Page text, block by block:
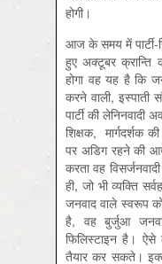
होगी।
आज के समय में पार्टी-
हुए अक्टूबर क्रान्ति
होगा वह यह है कि
करने वाली, इस्पाती
पार्टी की लेनिनवादी
शिक्षक, मार्गदर्शक
पर अडिग रहने की
करता वह
ही, जो भी व्यक्ति
जनवाद वाले स्वरूप
है, वह बुर्जुआ
फिलिस्टाइन है। ऐसे
तैयार कर सकते।